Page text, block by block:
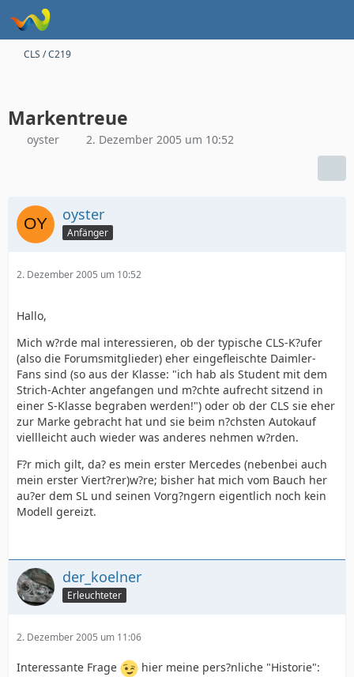
CLS / C219
Markentreue
oyster 2. Dezember 2005 um 10:52
oyster
Anfänger
2. Dezember 2005 um 10:52
Hallo,
Mich w?rde mal interessieren, ob der typische CLS-K?ufer
(also die Forumsmitglieder) eher eingefleischte Daimler-
Fans sind (so aus der Klasse: "ich hab als Student mit dem
Strich-Achter angefangen und m?chte aufrecht sitzend in
einer S-Klasse begraben werden!") oder ob der CLS sie eher
zur Marke gebracht hat und sie beim n?chsten Autokauf
viellleicht auch wieder was anderes nehmen w?rden.
F?r mich gilt, da? es mein erster Mercedes (nebenbei auch
mein erster Viert?rer)w?re; bisher hat mich vom Bauch her
au?er dem SL und seinen Vorg?ngern eigentlich noch kein
Modell gereizt.
der_koelner
Erleuchteter
2. Dezember 2005 um 11:06
Interessante Frage
hier meine pers?nliche "Historie":